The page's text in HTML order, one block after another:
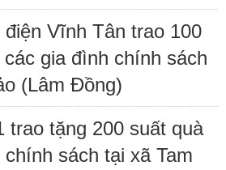
Vĩnh Tân trao 100
gia đình chính sách
(Lâm Đồng)
trao tặng 200 suất quà
sách tại xã Tam